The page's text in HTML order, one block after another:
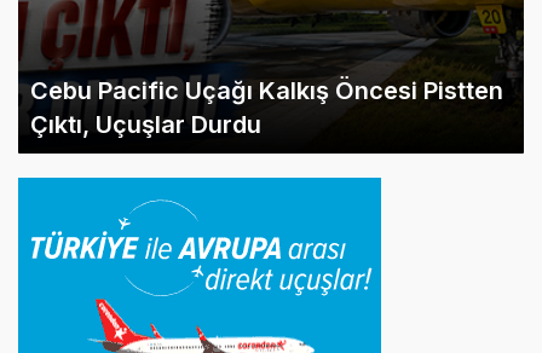
Cebu Pacific Uçağı Kalkış Öncesi Pistten
Çıktı, Uçuşlar Durdu